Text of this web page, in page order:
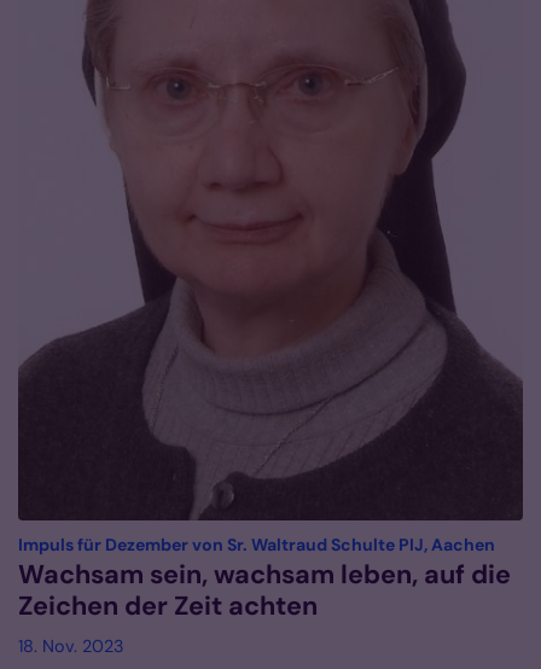
Impuls für Dezember von Sr. Waltraud Schulte PIJ, Aachen
Wachsam sein, wachsam leben, auf die
Zeichen der Zeit achten
18. Nov. 2023